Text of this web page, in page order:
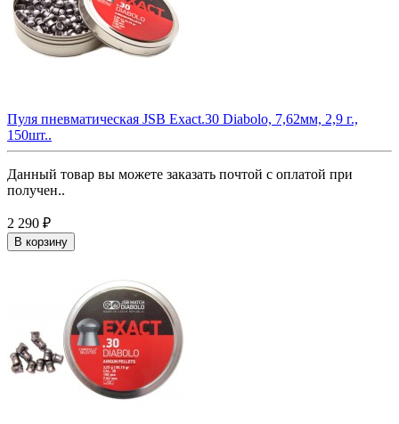
Пуля пневматическая JSB Exact.30 Diabolo, 7,62мм, 2,9 г.,
150шт..
Данный товар вы можете заказать почтой с оплатой при
получен..
2 290 ₽
В корзину